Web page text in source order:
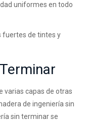
uniformes en todo
fuertes de tintes y
varias capas de otras
de ingeniería sin
sin terminar se